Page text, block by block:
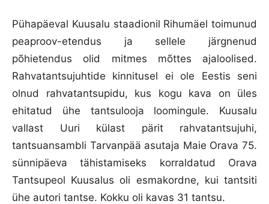
Pühapäeval Kuusalu staadionil Rihumäel toimunud
peaproov-etendus ja sellele järgnenud
põhietendus olid mitmes mõttes ajaloolised.
Rahvatantsujuhtide kinnitusel ei ole Eestis seni
olnud rahvatantsupidu, kus kogu kava on üles
ehitatud ühe tantsulooja loomingule. Kuusalu
vallast Uuri külast pärit rahvatantsujuhi,
tantsuansambli Tarvanpää asutaja Maie Orava 75.
sünnipäeva tähistamiseks korraldatud Orava
Tantsupeol Kuusalus oli esmakordne, kui tantsiti
ühe autori tantse. Kokku oli kavas 31 tantsu.